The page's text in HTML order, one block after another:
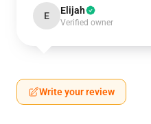
E Elijah
Verified owner
Write your review